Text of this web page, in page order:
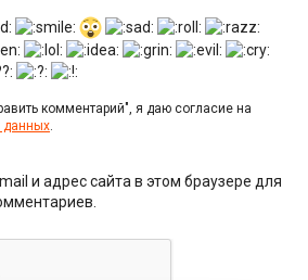
комментарий", я даю согласие на
данных
и адрес сайта в этом браузере для